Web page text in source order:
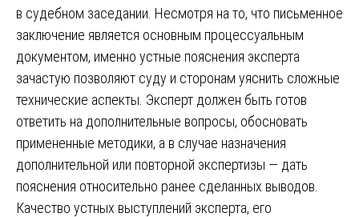
в судебном заседании. Несмотря на то, что письменное
заключение является основным процессуальным
документом, именно устные пояснения эксперта
зачастую позволяют суду и сторонам уяснить сложные
технические аспекты. Эксперт должен быть готов
ответить на дополнительные вопросы, обосновать
примененные методики, а в случае назначения
дополнительной или повторной экспертизы — дать
пояснения относительно ранее сделанных выводов.
Качество устных выступлений эксперта, его